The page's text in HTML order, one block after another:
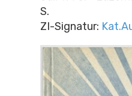
S.
ZI-Signatur: